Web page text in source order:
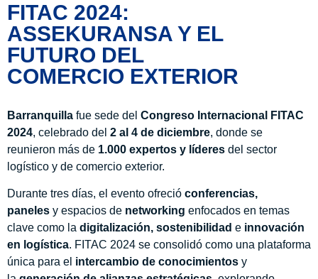
FITAC 2024:
ASSEKURANSA Y EL
FUTURO DEL
COMERCIO EXTERIOR
Barranquilla fue sede del Congreso Internacional FITAC
2024, celebrado del 2 al 4 de diciembre, donde se
reunieron más de 1.000 expertos y líderes del sector
logístico y de comercio exterior.
Durante tres días, el evento ofreció conferencias,
paneles y espacios de networking enfocados en temas
clave como la digitalización, sostenibilidad e innovación
en logística. FITAC 2024 se consolidó como una plataforma
única para el intercambio de conocimientos y